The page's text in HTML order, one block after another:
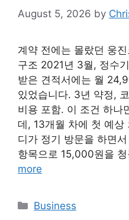
August 5, 2026 by
계약 전에는 몰랐던 웅
구조 2021년 3월, 정수
받은 견적서에는 월
있었습니다. 3년 약정,
비용 포함. 이 조건 하나
데, 13개월 차에 첫 예상
디가 정기 방문을 하면서
항목으로 15,000원을
more
Categories
Business